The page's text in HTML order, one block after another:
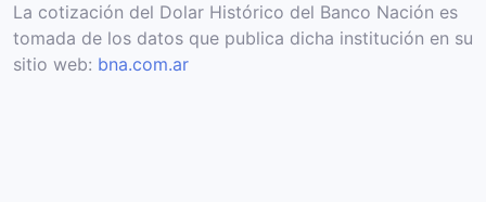
La cotización del Dolar Histórico del Banco Nación es
tomada de los datos que publica dicha institución en su
sitio web: bna.com.ar